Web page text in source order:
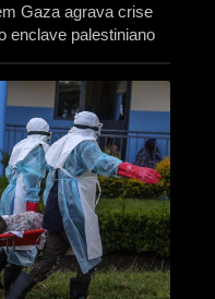
Gaza agrava crise
enclave palestiniano